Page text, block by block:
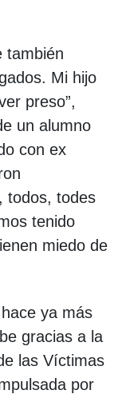
también
Mi hijo
preso”,
un alumno
con ex
todos, todes
tenido
miedo de
ya más
gracias a la
las Víctimas
por